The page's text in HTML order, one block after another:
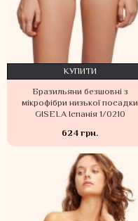
Бразильяни безшовні з
мікрофібри низької посадки
GISELA Іспанія 1/0210
624 грн.
КУПИТИ